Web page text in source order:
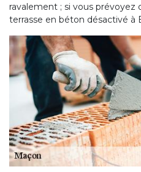
ravalement ; si vous prévoyez
terrasse en béton désactivé à